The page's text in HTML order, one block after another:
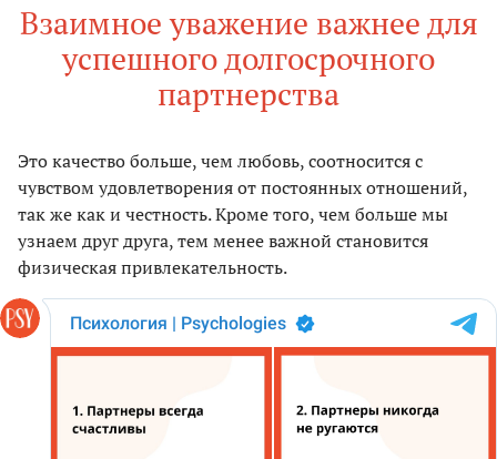
Взаимное уважение важнее для
успешного долгосрочного
партнерства
Это качество больше, чем любовь, соотносится с
чувством удовлетворения от постоянных отношений,
так же как и честность. Кроме того, чем больше мы
узнаем друг друга, тем менее важной становится
физическая привлекательность.